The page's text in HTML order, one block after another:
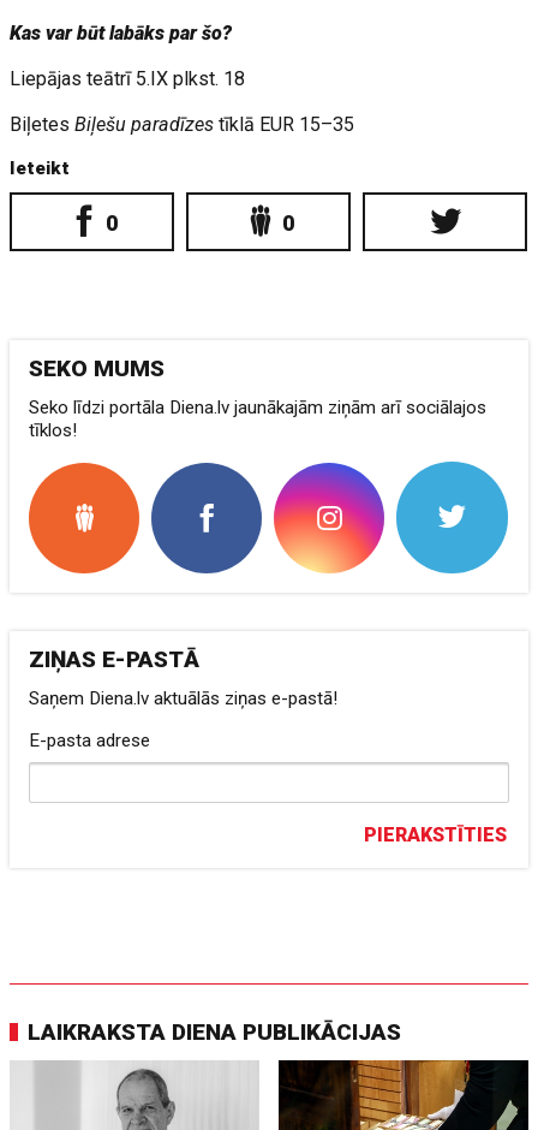
Kas var būt labāks par šo?
Liepājas teātrī 5.IX plkst. 18
BiļetesBiļešu paradīzes tīklā EUR 15–35
Ieteikt
0 0
SEKO MUMS
Seko līdzi portāla Diena.lv jaunākajām ziņām arī sociālajos
tīklos!
ZIŅAS E-PASTĀ
Saņem Diena.lv aktuālās ziņas e-pastā!
E-pasta adrese
PIERAKSTĪTIES
LAIKRAKSTA DIENA PUBLIKĀCIJAS